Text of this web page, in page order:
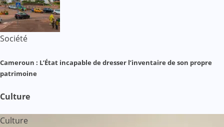
Société
Cameroun : L’État incapable de dresser l’inventaire de son propre
patrimoine
Culture
Culture